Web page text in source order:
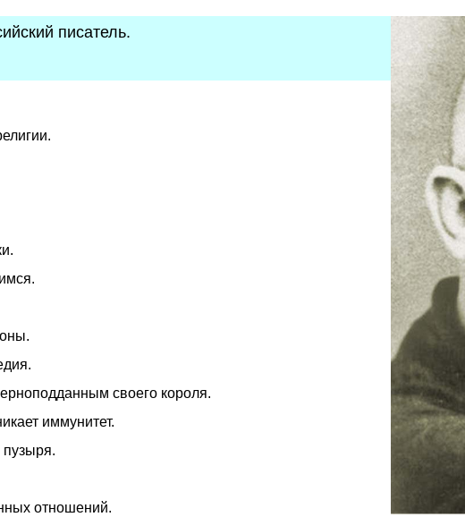
писатель.
своего короля.
иммунитет.
отношений.